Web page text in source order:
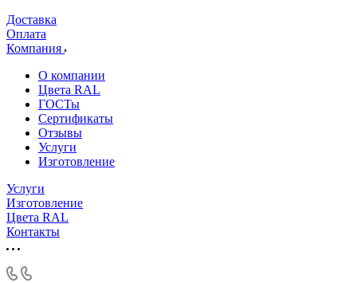
Доставка
Оплата
Компания
О компании
Цвета RAL
ГОСТы
Сертификаты
Отзывы
Услуги
Изготовление
Услуги
Изготовление
Цвета RAL
Контакты